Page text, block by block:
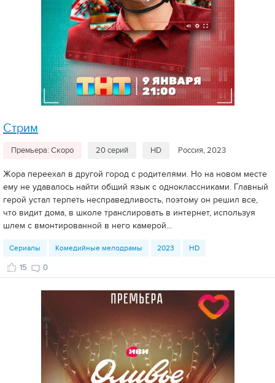
Стрим
Премьера: Скоро 20 серий HD Россия, 2023
Жора переехал в другой город с родителями. Но на новом месте
ему не удавалось найти общий язык с одноклассниками. Главный
герой устал терпеть несправедливость, поэтому он решил все,
что видит дома, в школе транслировать в интернет, используя
шлем с вмонтированной в него камерой...
Сериалы Комедийные мелодрамы 2023 HD
15 0